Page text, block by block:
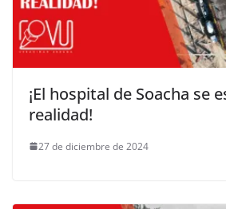
¡El hospital de Soacha se
realidad!
27 de diciembre de 2024